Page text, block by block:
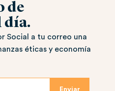
de
día.
Social a tu correo una
éticas y economía